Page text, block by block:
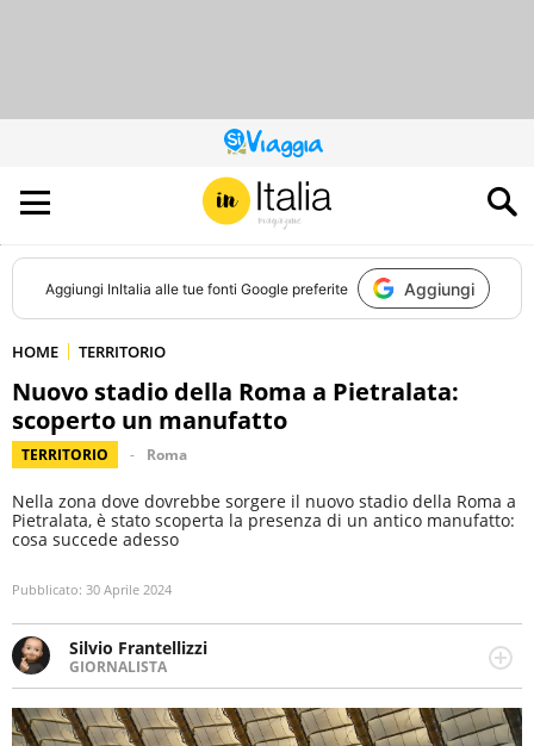
QUESTO
SITO
CONTRIBUISCE
ALL’AUDIENCE
DI
Aggiungi InItalia alle tue fonti Google preferite Aggiungi
HOME TERRITORIO
Nuovo stadio della Roma a Pietralata:
scoperto un manufatto
TERRITORIO Roma
Nella zona dove dovrebbe sorgere il nuovo stadio della Roma a
Pietralata, è stato scoperta la presenza di un antico manufatto:
cosa succede adesso
Pubblicato: 30 Aprile 2024
Silvio Frantellizzi
GIORNALISTA
Giornalista pubblicista. Da oltre dieci anni si occupa di
informazione sul web, scrivendo di sport, attualità,
cronaca, motori, spettacolo e videogame.